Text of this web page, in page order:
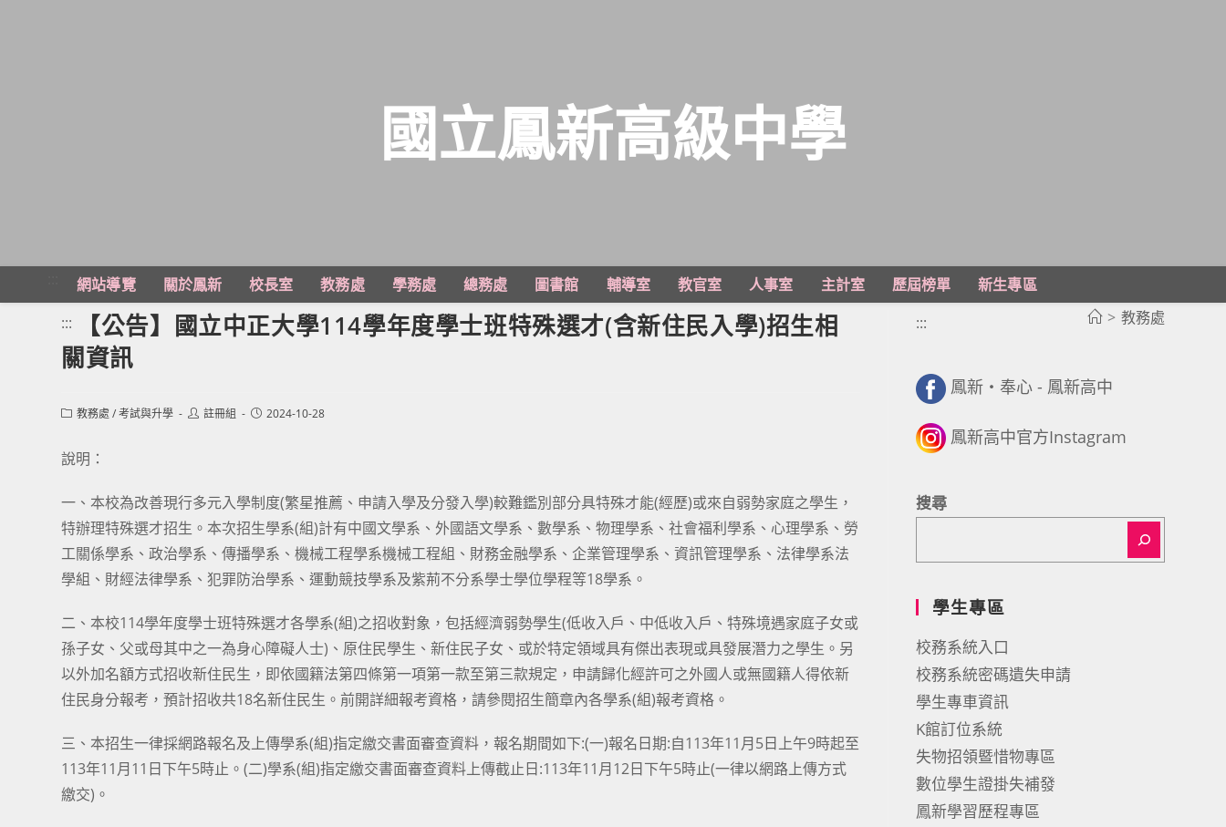
主
國立鳳新高級中學
網站導覽 關於鳳新 校長室 教務處 學務處 總務處 圖書館 輔導室 教官室 人事室 主計室 歷屆榜單
新生專區
> 教務處
:::
【公告】國立中正大學114學年度學士班特殊選才(含新住民入學)招生相
關資訊
Post教務處 /考試與升學
Post註冊組
Post2024-10-28
說明：
一、本校為改善現行多元入學制度(繁星推薦、申請入學及分發入學)較難鑑別部分具特殊才能(經歷)或來自弱勢家庭之學生，
特辦理特殊選才招生。本次招生學系(組)計有中國文學系、外國語文學系、數學系、物理學系、社會福利學系、心理學系、勞
工關係學系、政治學系、傳播學系、機械工程學系機械工程組、財務金融學系、企業管理學系、資訊管理學系、法律學系法
學組、財經法律學系、犯罪防治學系、運動競技學系及紫荊不分系學士學位學程等18學系。
二、本校114學年度學士班特殊選才各學系(組)之招收對象，包括經濟弱勢學生(低收入戶、中低收入戶、特殊境遇家庭子女或
孫子女、父或母其中之一為身心障礙人士)、原住民學生、新住民子女、或於特定領域具有傑出表現或具發展潛力之學生。另
以外加名額方式招收新住民生，即依國籍法第四條第一項第一款至第三款規定，申請歸化經許可之外國人或無國籍人得依新
住民身分報考，預計招收共18名新住民生。前開詳細報考資格，請參閱招生簡章內各學系(組)報考資格。
三、本招生一律採網路報名及上傳學系(組)指定繳交書面審查資料，報名期間如下:(一)報名日期:自113年11月5日上午9時起至
113年11月11日下午5時止。(二)學系(組)指定繳交書面審查資料上傳截止日:113年11月12日下午5時止(一律以網路上傳方式
繳交)。
:::
鳳新・奉心 - 鳳新高中
鳳新高中官方Instagram
搜尋
學生專區
校務系統入口
校務系統密碼遺失申請
學生專車資訊
K館訂位系統
失物招領暨惜物專區
數位學生證掛失補發
鳳新學習歷程專區